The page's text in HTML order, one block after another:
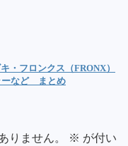
・フロンクス（FRONX）
ーなど まとめ
りません。 ※ が付い